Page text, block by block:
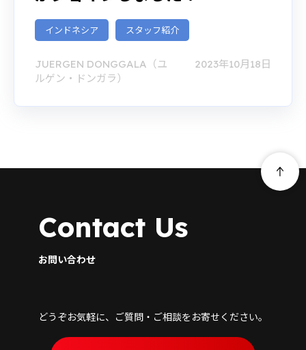
インドネシア スタッフ紹介
JUERGEN DONGGALA（ユ
ルゲン・ドンガラ）
2023年10月18日
Contact Us
お問い合わせ
どうぞお気軽に、ご質問・ご相談をお寄せください。